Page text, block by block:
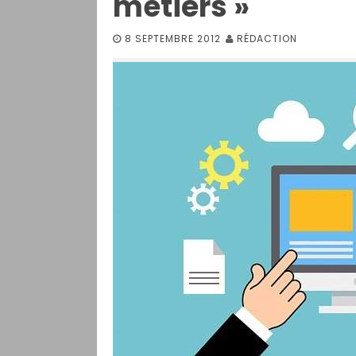
8 SEPTEMBRE 2012 RÉDACTION